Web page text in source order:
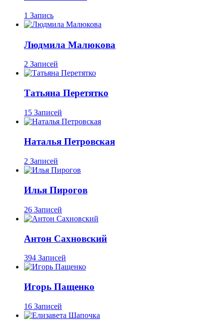
1 Запись
Людмила Малюкова
2 Записей
Татьяна Перетятко
15 Записей
Наталья Петровская
2 Записей
Илья Пирогов
26 Записей
Антон Сахновский
394 Записей
Игорь Пащенко
16 Записей